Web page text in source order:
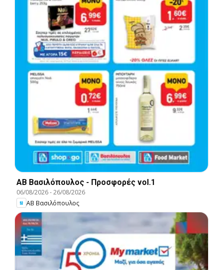
ΑΒ Βασιλόπουλος - Προσφορές vol.1
06/08/2026-26/08/2026
ΑΒ Βασιλόπουλος